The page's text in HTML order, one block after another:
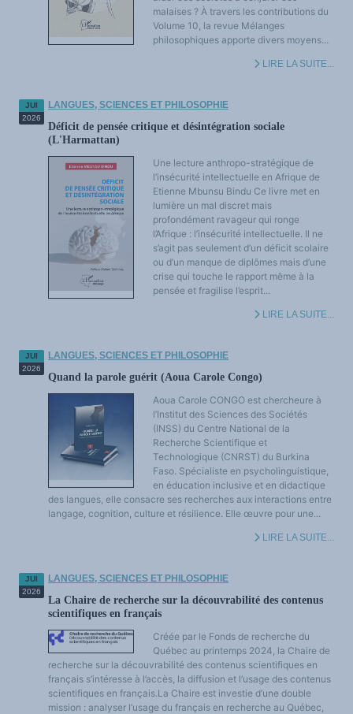
LES FONDAMENTAUX
Les acteurs du plurilinguisme
Langues et géopolitique - L'avenir des langues
Multilinguismes et plurilinguismes
Science ouverte
Langues et pouvoirs
Terminologie
Textes de référence
DOSSIERS THÉMATIQUES
Education et recherche
Culture et industries culturelles
Accès au dictionnaire des anglicismes
Accéder à la plateforme pour la traduction (en construction)
Accès à la banque de données Relations internationales
Accéder au site de l'OPA (Observatoire du plurilinguisme en Afrique)
ACTUALITÉS/EVENEMENTS
Manifestations
Les victoires du plurilinguisme
Chroniques et humeurs
Courrier des lecteurs
malaises ? À travers les contributions du
Volume 10, la revue Mélanges
philosophiques apporte divers moyens...
LIRE LA SUITE...
JUI
2026
LANGUES, SCIENCES ET PHILOSOPHIE
Déficit de pensée critique et désintégration sociale
(L'Harmattan)
Une lecture anthropo-stratégique de
l’insécurité intellectuelle en Afrique de
Etienne Mbunsu Bindu Ce livre met en
lumière un mal discret mais
profondément ravageur qui ronge
l’Afrique : l’insécurité intellectuelle. Il ne
s’agit pas seulement d’un déficit scolaire
ou d’un manque de diplômes mais d’une
crise qui touche le rapport même à la
pensée et fragilise l’esprit...
LIRE LA SUITE...
JUI
2026
LANGUES, SCIENCES ET PHILOSOPHIE
Quand la parole guérit (Aoua Carole Congo)
Aoua Carole CONGO est chercheure à
l’Institut des Sciences des Sociétés
(INSS) du Centre National de la
Recherche Scientifique et
Technologique (CNRST) du Burkina
Faso. Spécialiste en psycholinguistique,
en éducation inclusive et en didactique
des langues, elle consacre ses recherches aux interactions entre
langage, cognition, culture et résilience. Elle œuvre pour une...
LIRE LA SUITE...
JUI
2026
LANGUES, SCIENCES ET PHILOSOPHIE
La Chaire de recherche sur la découvrabilité des contenus
scientifiques en français
Créée par le Fonds de recherche du
Québec au printemps 2024, la Chaire de
recherche sur la découvrabilité des contenus scientifiques en
français s’intéresse à l’accès, la diffusion et l’usage des contenus
scientifiques en français.La Chaire est investie d’une double
mission : analyser l’usage du français en recherche au Québec,